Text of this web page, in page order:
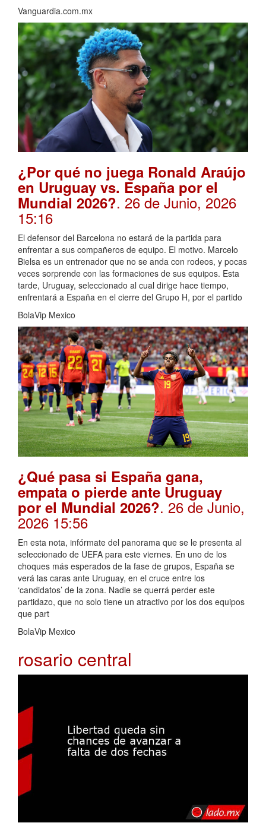
Vanguardia.com.mx
¿Por qué no juega Ronald Araújo
en Uruguay vs. España por el
Mundial 2026?. 26 de Junio, 2026
15:16
El defensor del Barcelona no estará de la partida para
enfrentar a sus compañeros de equipo. El motivo. Marcelo
Bielsa es un entrenador que no se anda con rodeos, y pocas
veces sorprende con las formaciones de sus equipos. Esta
tarde, Uruguay, seleccionado al cual dirige hace tiempo,
enfrentará a España en el cierre del Grupo H, por el partido
BolaVip Mexico
¿Qué pasa si España gana,
empata o pierde ante Uruguay
por el Mundial 2026?. 26 de Junio,
2026 15:56
En esta nota, infórmate del panorama que se le presenta al
seleccionado de UEFA para este viernes. En uno de los
choques más esperados de la fase de grupos, España se
verá las caras ante Uruguay, en el cruce entre los
‘candidatos’ de la zona. Nadie se querrá perder este
partidazo, que no solo tiene un atractivo por los dos equipos
que part
BolaVip Mexico
rosario central